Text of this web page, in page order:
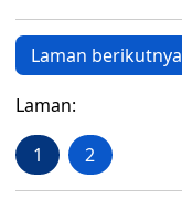
Laman berikutnya
Laman:
1 2